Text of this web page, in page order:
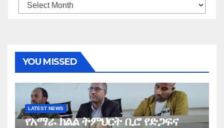
Archives
YOU MISSED
LATEST NEWS
የአማራ ክልል ትምህርት ቢሮ የድጋፍና